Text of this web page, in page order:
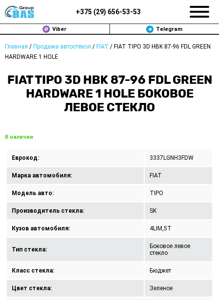
+375 (29) 656-53-53
Viber Telegram
Главная / Продажа автостёкол / FIAT / FIAT TIPO 3D HBK 87-96 FDL GREEN
HARDWARE 1 HOLE
FIAT TIPO 3D HBK 87-96 FDL GREEN
HARDWARE 1 HOLE БОКОВОЕ
ЛЕВОЕ СТЕКЛО
В наличии
Еврокод: 3337LGNH3FDW
Марка автомобиля: FIAT
Модель авто: TIPO
Производитель стекла: SK
Кузов автомобиля: 4LIM,5T
Тип стекла:
Боковое левое
стекло
Класс стекла: Бюджет
Цвет стекла: Зеленое
ЗАМЕНА АВТОСТЕКОЛ В МИНСКЕ
ПРОДАЖА АВТОСТЁКОЛ
РЕМОНТ
ПОЛИТИКА КОНФИДЕНЦИАЛЬНОСТИ